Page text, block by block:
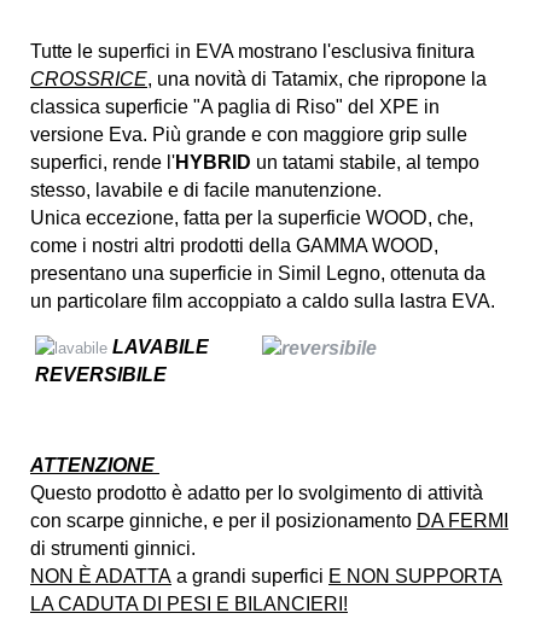
Tutte le superfici in EVA mostrano l'esclusiva finitura
CROSSRICE, una novità di Tatamix, che ripropone la
classica superficie "A paglia di Riso" del XPE in
versione Eva. Più grande e con maggiore grip sulle
superfici, rende l'HYBRID un tatami stabile, al tempo
stesso, lavabile e di facile manutenzione.
Unica eccezione, fatta per la superficie WOOD, che,
come i nostri altri prodotti della GAMMA WOOD,
presentano una superficie in Simil Legno, ottenuta da
un particolare film accoppiato a caldo sulla lastra EVA.
LAVABILE
REVERSIBILE
ATTENZIONE
Questo prodotto è adatto per lo svolgimento di attività
con scarpe ginniche, e per il posizionamento DA FERMI
di strumenti ginnici.
NON È ADATTA a grandi superfici E NON SUPPORTA
LA CADUTA DI PESI E BILANCIERI!